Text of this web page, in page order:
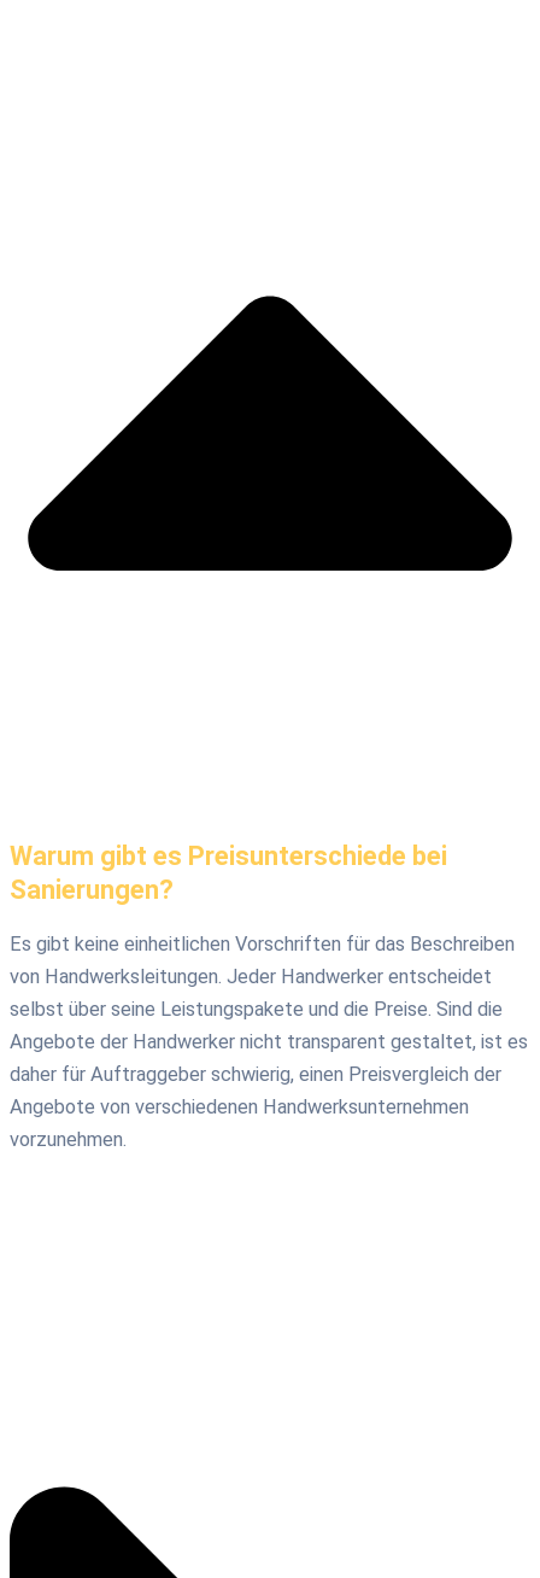
Warum gibt es Preisunterschiede bei
Sanierungen?
Es gibt keine einheitlichen Vorschriften für das Beschreiben
von Handwerksleitungen. Jeder Handwerker entscheidet
selbst über seine Leistungspakete und die Preise. Sind die
Angebote der Handwerker nicht transparent gestaltet, ist es
daher für Auftraggeber schwierig, einen Preisvergleich der
Angebote von verschiedenen Handwerksunternehmen
vorzunehmen.